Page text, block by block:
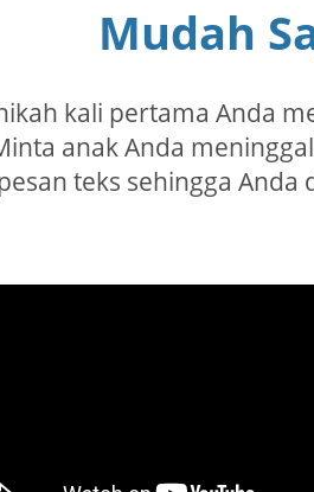
Mudah
kali pertama Anda
anak Anda
teks sehingga